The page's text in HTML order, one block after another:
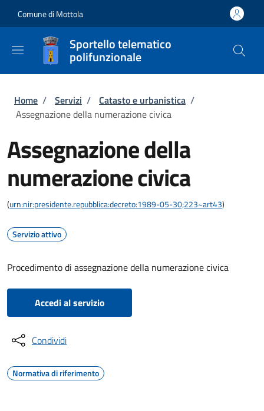
Comune di Mottola
Sportello telematico
polifunzionale
Briciole di pane
Home / Servizi / Catasto e urbanistica /
Assegnazione della numerazione civica
Assegnazione della
numerazione civica
(urn:nir:presidente.repubblica:decreto:1989-05-30;223~art43)
Servizio attivo
Procedimento di assegnazione della numerazione civica
Accedi al servizio
Condividi
Normativa di riferimento